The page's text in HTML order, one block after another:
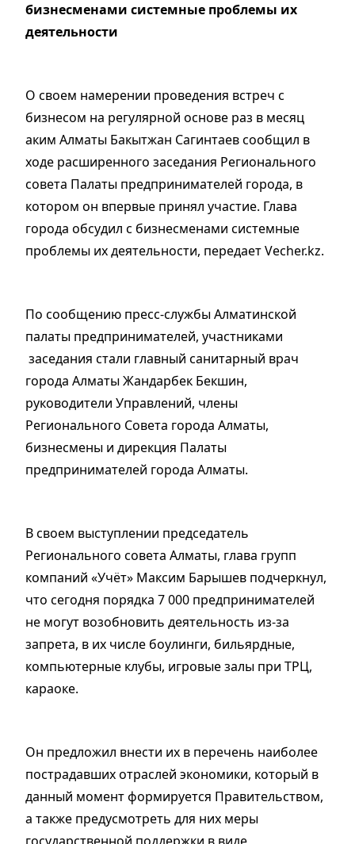
бизнесменами системные проблемы их
деятельности
О своем намерении проведения встреч с
бизнесом на регулярной основе раз в месяц
аким Алматы Бакытжан Сагинтаев сообщил в
ходе расширенного заседания Регионального
совета Палаты предпринимателей города, в
котором он впервые принял участие. Глава
города обсудил с бизнесменами системные
проблемы их деятельности, передает Vecher.kz.
По сообщению пресс-службы Алматинской
палаты предпринимателей, участниками
заседания стали главный санитарный врач
города Алматы Жандарбек Бекшин,
руководители Управлений, члены
Регионального Совета города Алматы,
бизнесмены и дирекция Палаты
предпринимателей города Алматы.
В своем выступлении председатель
Регионального совета Алматы, глава групп
компаний «Учёт» Максим Барышев подчеркнул,
что сегодня порядка 7 000 предпринимателей
не могут возобновить деятельность из-за
запрета, в их числе боулинги, бильярдные,
компьютерные клубы, игровые залы при ТРЦ,
караоке.
Он предложил внести их в перечень наиболее
пострадавших отраслей экономики, который в
данный момент формируется Правительством,
а также предусмотреть для них меры